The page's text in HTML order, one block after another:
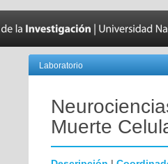
Laboratorio
Muerte